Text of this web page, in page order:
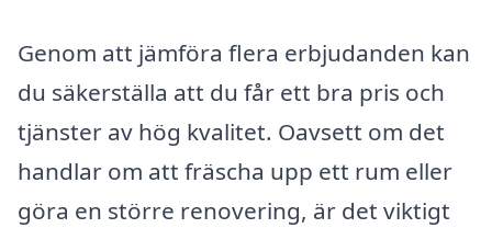
Genom att jämföra flera erbjudanden kan
du säkerställa att du får ett bra pris och
tjänster av hög kvalitet. Oavsett om det
handlar om att fräscha upp ett rum eller
göra en större renovering, är det viktigt